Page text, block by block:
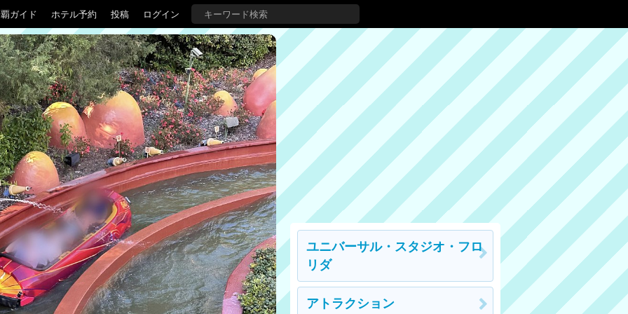
ガイド ホテル予約 投稿 ログイン
ユニバーサル・スタジオ・フロ
リダ
アトラクション